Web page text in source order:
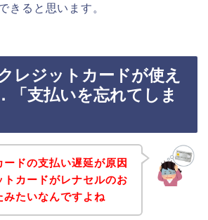
きると思います。
レジットカードが使え
「支払いを忘れてしま
ドの支払い遅延が原因
カードがレナセルのお
みたいなんですよね